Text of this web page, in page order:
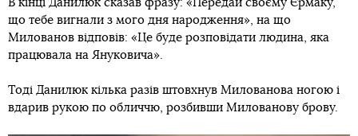
В кінці Данилюк сказав фразу: «Передай своєму Єрмаку,
що тебе вигнали з мого дня народження», на що
Милованов відповів: «Це буде розповідати людина, яка
працювала на Януковича».
Тоді Данилюк кілька разів штовхнув Милованова ногою і
вдарив рукою по обличчю, розбивши Милованову брову.